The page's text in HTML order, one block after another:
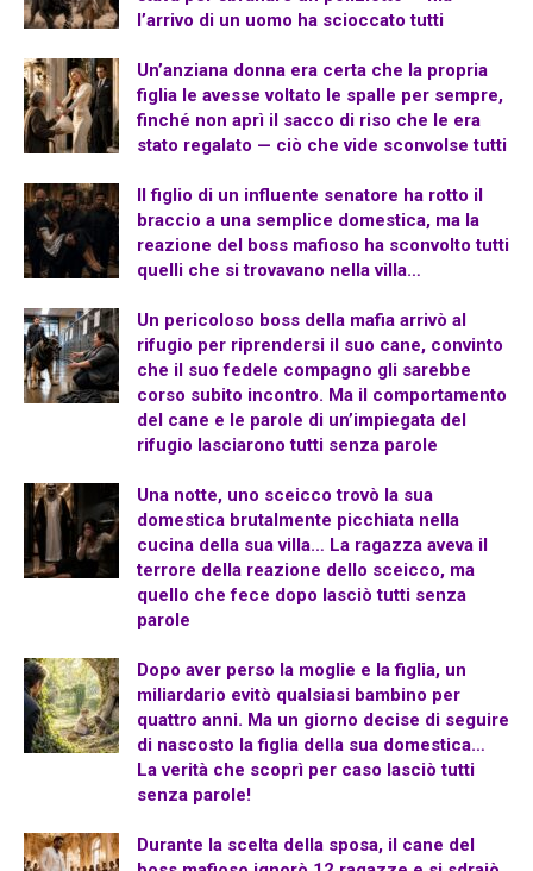
l’arrivo di un uomo ha scioccato tutti
Un’anziana donna era certa che la propria
figlia le avesse voltato le spalle per sempre,
finché non aprì il sacco di riso che le era
stato regalato — ciò che vide sconvolse tutti
Il figlio di un influente senatore ha rotto il
braccio a una semplice domestica, ma la
reazione del boss mafioso ha sconvolto tutti
quelli che si trovavano nella villa…
Un pericoloso boss della mafia arrivò al
rifugio per riprendersi il suo cane, convinto
che il suo fedele compagno gli sarebbe
corso subito incontro. Ma il comportamento
del cane e le parole di un’impiegata del
rifugio lasciarono tutti senza parole
Una notte, uno sceicco trovò la sua
domestica brutalmente picchiata nella
cucina della sua villa… La ragazza aveva il
terrore della reazione dello sceicco, ma
quello che fece dopo lasciò tutti senza
parole
Dopo aver perso la moglie e la figlia, un
miliardario evitò qualsiasi bambino per
quattro anni. Ma un giorno decise di seguire
di nascosto la figlia della sua domestica…
La verità che scoprì per caso lasciò tutti
senza parole!
Durante la scelta della sposa, il cane del